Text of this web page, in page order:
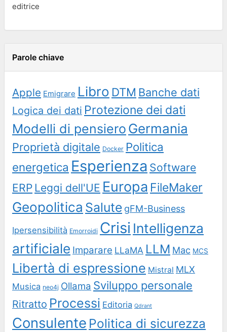
editrice
Parole chiave
Apple Emigrare Libro DTM Banche dati
Logica dei dati Protezione dei dati
Modelli di pensiero Germania
Proprietà digitale Docker Politica
energetica Esperienza Software
ERP Leggi dell'UE Europa FileMaker
Geopolitica Salute gFM-Business
Ipersensibilità Emorroidi Crisi Intelligenza
artificiale Imparare LLaMA LLM Mac MCS
Libertà di espressione Mistral MLX
Musica neo4j Ollama Sviluppo personale
Ritratto Processi Editoria Qdrant
Consulente Politica di sicurezza